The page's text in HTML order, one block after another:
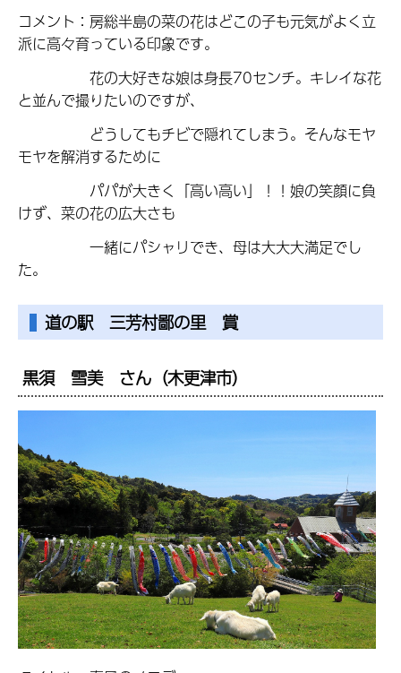
コメント：房総半島の菜の花はどこの子も元気がよく立
派に高々育っている印象です。
花の大好きな娘は身長70センチ。キレイな花
と並んで撮りたいのですが、
どうしてもチビで隠れてしまう。そんなモヤ
モヤを解消するために
パパが大きく「高い高い」！！娘の笑顔に負
けず、菜の花の広大さも
一緒にパシャリでき、母は大大大満足でし
た。
道の駅 三芳村鄙の里 賞
黒須 雪美 さん（木更津市）